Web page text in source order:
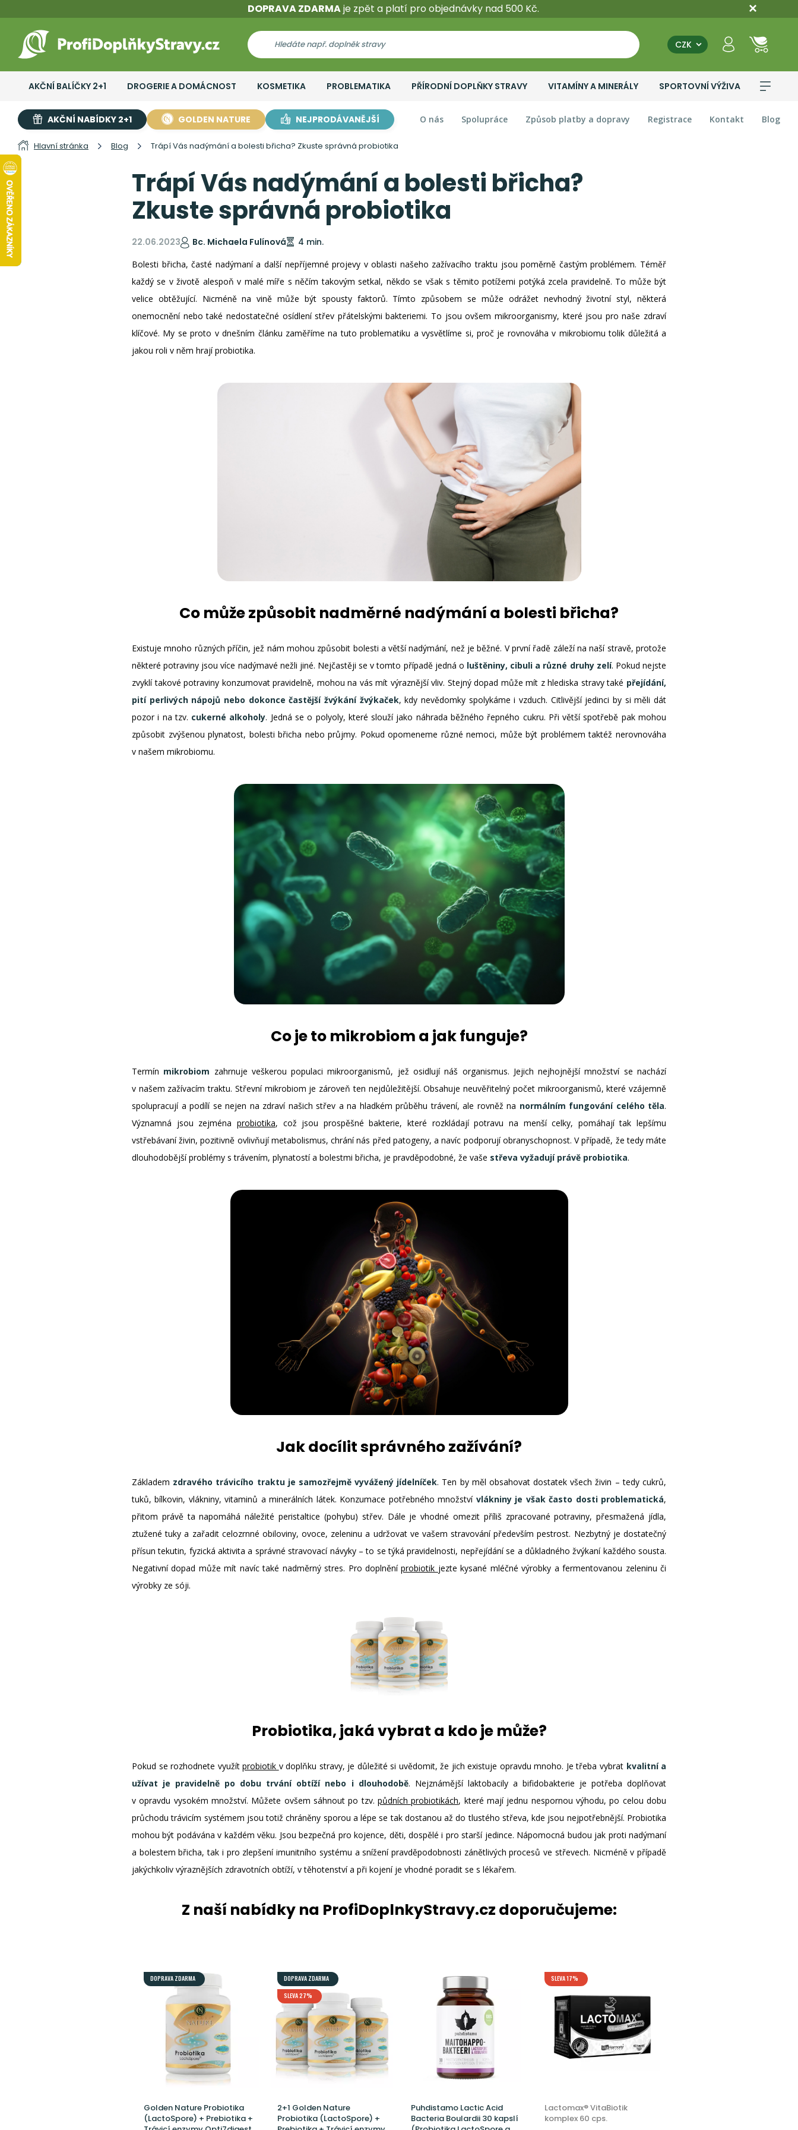
DOPRAVA ZDARMAje zpět a platí pro objednávky nad 500 Kč.
CZK
AKČNÍ BALÍČKY 2+1 DROGERIE A DOMÁCNOST KOSMETIKA PROBLEMATIKA PŘÍRODNÍ DOPLŇKY STRAVY VITAMÍNY A MINERÁLY SPORTOVNÍ VÝŽIVA
AKČNÍ NABÍDKY 2+1 GOLDEN NATURE NEJPRODÁVANĚJŠÍ O nás Spolupráce Způsob platby a dopravy Registrace Kontakt Blog
Hlavní stránka Blog Trápí Vás nadýmání a bolesti břicha? Zkuste správná probiotika
Trápí Vás nadýmání a bolesti břicha?
Zkuste správná probiotika
22.06.2023 Bc. Michaela Fulínová 4 min.
Bolesti břicha, časté nadýmaní a další nepříjemné projevy v oblasti našeho zažívacího traktu jsou poměrně častým problémem. Téměř
každý se v životě alespoň v malé míře s něčím takovým setkal, někdo se však s těmito potížemi potýká zcela pravidelně. To může být
velice obtěžující. Nicméně na vině může být spousty faktorů. Tímto způsobem se může odrážet nevhodný životní styl, některá
onemocnění nebo také nedostatečné osídlení střev přátelskými bakteriemi. To jsou ovšem mikroorganismy, které jsou pro naše zdraví
klíčové. My se proto v dnešním článku zaměříme na tuto problematiku a vysvětlíme si, proč je rovnováha v mikrobiomu tolik důležitá a
jakou roli v něm hrají probiotika.
Co může způsobit nadměrné nadýmání a bolesti břicha?
Existuje mnoho různých příčin, jež nám mohou způsobit bolesti a větší nadýmání, než je běžné. V první řadě záleží na naší stravě, protože
některé potraviny jsou více nadýmavé nežli jiné. Nejčastěji se v tomto případě jedná o luštěniny, cibuli a různé druhy zelí. Pokud nejste
zvyklí takové potraviny konzumovat pravidelně, mohou na vás mít výraznější vliv. Stejný dopad může mít z hlediska stravy také přejídání,
pití perlivých nápojů nebo dokonce častější žvýkání žvýkaček, kdy nevědomky spolykáme i vzduch. Citlivější jedinci by si měli dát
pozor i na tzv. cukerné alkoholy. Jedná se o polyoly, které slouží jako náhrada běžného řepného cukru. Při větší spotřebě pak mohou
způsobit zvýšenou plynatost, bolesti břicha nebo průjmy. Pokud opomeneme různé nemoci, může být problémem taktéž nerovnováha
v našem mikrobiomu.
Co je to mikrobiom a jak funguje?
Termín mikrobiom zahrnuje veškerou populaci mikroorganismů, jež osidlují náš organismus. Jejich nejhojnější množství se nachází
v našem zažívacím traktu. Střevní mikrobiom je zároveň ten nejdůležitější. Obsahuje neuvěřitelný počet mikroorganismů, které vzájemně
spolupracují a podílí se nejen na zdraví našich střev a na hladkém průběhu trávení, ale rovněž na normálním fungování celého těla.
Významná jsou zejména probiotika, což jsou prospěšné bakterie, které rozkládají potravu na menší celky, pomáhají tak lepšímu
vstřebávaní živin, pozitivně ovlivňují metabolismus, chrání nás před patogeny, a navíc podporují obranyschopnost. V případě, že tedy máte
dlouhodobější problémy s trávením, plynatostí a bolestmi břicha, je pravděpodobné, že vaše střeva vyžadují právě probiotika.
Jak docílit správného zažívání?
Základem zdravého trávicího traktu je samozřejmě vyvážený jídelníček. Ten by měl obsahovat dostatek všech živin – tedy cukrů,
tuků, bílkovin, vlákniny, vitaminů a minerálních látek. Konzumace potřebného množství vlákniny je však často dosti problematická,
přitom právě ta napomáhá náležité peristaltice (pohybu) střev. Dále je vhodné omezit příliš zpracované potraviny, přesmažená jídla,
ztužené tuky a zařadit celozrnné obiloviny, ovoce, zeleninu a udržovat ve vašem stravování především pestrost. Nezbytný je dostatečný
přísun tekutin, fyzická aktivita a správné stravovací návyky – to se týká pravidelnosti, nepřejídání se a důkladného žvýkaní každého sousta.
Negativní dopad může mít navíc také nadměrný stres. Pro doplněníprobiotik jezte kysané mléčné výrobky a fermentovanou zeleninu či
výrobky ze sóji.
Probiotika, jaká vybrat a kdo je může?
Pokud se rozhodnete využítprobiotik v doplňku stravy, je důležité si uvědomit, že jich existuje opravdu mnoho. Je třeba vybratkvalitní a
užívat je pravidelně po dobu trvání obtíží nebo i dlouhodobě. Nejznámější laktobacily a bifidobakterie je potřeba doplňovat
v opravdu vysokém množství. Můžete ovšem sáhnout po tzv. půdních probiotikách, které mají jednu nespornou výhodu, po celou dobu
průchodu trávicím systémem jsou totiž chráněny sporou a lépe se tak dostanou až do tlustého střeva, kde jsou nejpotřebnější. Probiotika
mohou být podávána v každém věku. Jsou bezpečná pro kojence, děti, dospělé i pro starší jedince. Nápomocná budou jak proti nadýmaní
a bolestem břicha, tak i pro zlepšení imunitního systému a snížení pravděpodobnosti zánětlivých procesů ve střevech. Nicméně v případě
jakýchkoliv výraznějších zdravotních obtíží, v těhotenství a při kojení je vhodné poradit se s lékařem.
Z naší nabídky na ProfiDoplnkyStravy.cz doporučujeme:
DOPRAVA ZDARMA
Golden Nature Probiotika
(LactoSpore) + Prebiotika +
DOPRAVA ZDARMA
SLEVA 27%
2+1 Golden Nature
Probiotika (LactoSpore) +
Puhdistamo Lactic Acid
Bacteria Boulardii 30 kapslí
SLEVA 17%
Lactomax® VitaBiotik
komplex 60 cps.